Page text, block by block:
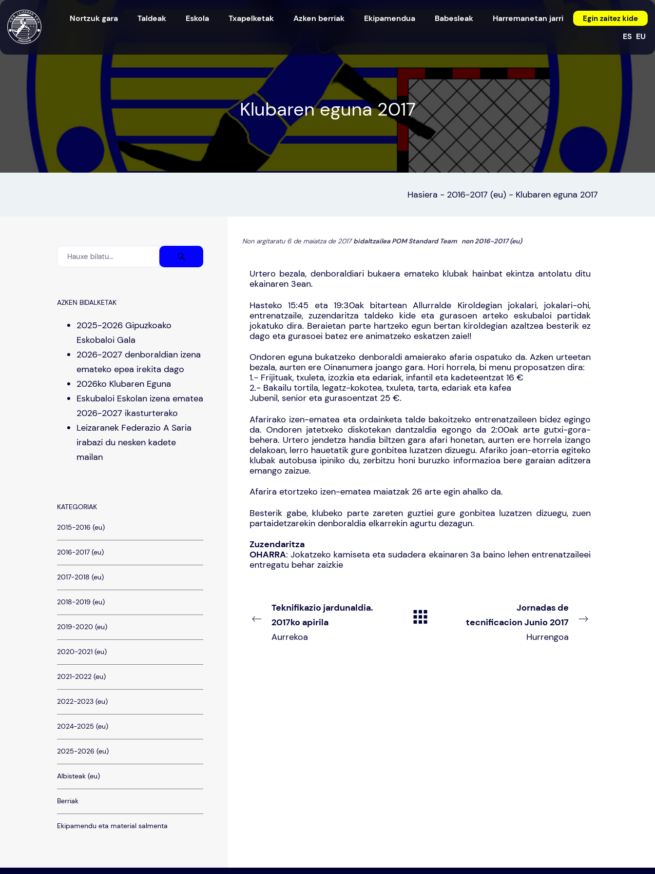
Nortzuk gara Taldeak Eskola Txapelketak Azken berriak Ekipamendua Babesleak Harremanetan jarri Egin zaitez kide
ES EU
Klubaren eguna 2017
Hasiera - 2016-2017 (eu) - Klubaren eguna 2017
Non argitaratu 6 de maiatza de 2017bidaltzailea POM Standard Team non2016-2017 (eu)
Urtero bezala, denboraldiari bukaera emateko klubak hainbat ekintza antolatu ditu
ekainaren 3ean.
Hasteko 15:45 eta 19:30ak bitartean Allurralde Kiroldegian jokalari, jokalari-ohi,
entrenatzaile, zuzendaritza taldeko kide eta gurasoen arteko eskubaloi partidak
jokatuko dira. Beraietan parte hartzeko egun bertan kiroldegian azaltzea besterik ez
dago eta gurasoei batez ere animatzeko eskatzen zaie!!
Ondoren eguna bukatzeko denboraldi amaierako afaria ospatuko da. Azken urteetan
bezala, aurten ere Oinanumera joango gara. Hori horrela, bi menu proposatzen dira:
1.- Frijituak, txuleta, izozkia eta edariak, infantil eta kadeteentzat 16 €
2.- Bakailu tortila, legatz-kokotea, txuleta, tarta, edariak eta kafea
Jubenil, senior eta gurasoentzat 25 €.
Afarirako izen-ematea eta ordainketa talde bakoitzeko entrenatzaileen bidez egingo
da. Ondoren jatetxeko diskotekan dantzaldia egongo da 2:00ak arte gutxi-gora-
behera. Urtero jendetza handia biltzen gara afari honetan, aurten ere horrela izango
delakoan, lerro hauetatik gure gonbitea luzatzen dizuegu. Afariko joan-etorria egiteko
klubak autobusa ipiniko du, zerbitzu honi buruzko informazioa bere garaian aditzera
emango zaizue.
Afarira etortzeko izen-ematea maiatzak 26 arte egin ahalko da.
Besterik gabe, klubeko parte zareten guztiei gure gonbitea luzatzen dizuegu, zuen
partaidetzarekin denboraldia elkarrekin agurtu dezagun.
Zuzendaritza
OHARRA: Jokatzeko kamiseta eta sudadera ekainaren 3a baino lehen entrenatzaileei
entregatu behar zaizkie
Teknifikazio jardunaldia.
2017ko apirila
Aurrekoa
Jornadas de
tecnificacion Junio 2017
Hurrengoa
AZKEN BIDALKETAK
2025-2026 Gipuzkoako
Eskobaloi Gala
2026-2027 denboraldian izena
emateko epea irekita dago
2026ko Klubaren Eguna
Eskubaloi Eskolan izena ematea
2026-2027 ikasturterako
Leizaranek Federazio A Saria
irabazi du nesken kadete
mailan
KATEGORIAK
2015-2016 (eu)
2016-2017 (eu)
2017-2018 (eu)
2018-2019 (eu)
2019-2020 (eu)
2020-2021 (eu)
2021-2022 (eu)
2022-2023 (eu)
2024-2025 (eu)
2025-2026 (eu)
Albisteak (eu)
Berriak
Ekipamendu eta material salmenta